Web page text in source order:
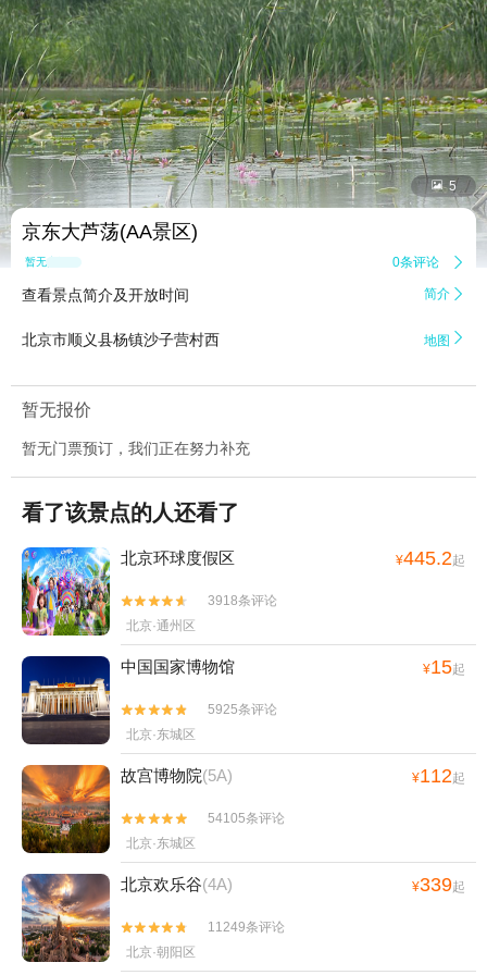
 5
京东大芦荡(AA景区)
暂无点评 0条评论 
查看景点简介及开放时间 简介 
北京市顺义县杨镇沙子营村西 地图 
暂无报价
暂无门票预订，我们正在努力补充
看了该景点的人还看了
北京环球度假区 ¥445.2起


3918条评论
北京·通州区
中国国家博物馆 ¥15起


5925条评论
北京·东城区
故宫博物院(5A) ¥112起


54105条评论
北京·东城区
北京欢乐谷(4A) ¥339起


11249条评论
北京·朝阳区
